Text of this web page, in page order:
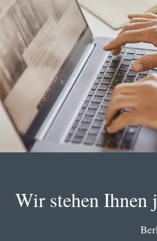
Wir stehen Ihnen